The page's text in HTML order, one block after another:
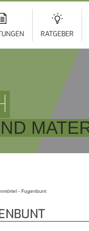
RATGEBER
- Fugenbunt